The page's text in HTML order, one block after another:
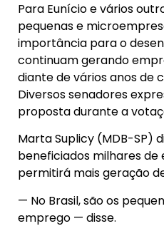
Para Eunício e vários
pequenas e
importância para o
continuam gerando
diante de vários anos de
Diversos senadores
proposta durante a
Marta Suplicy (MDB-SP)
beneficiados milhares
permitirá mais geração
— No Brasil, são os
emprego — disse.